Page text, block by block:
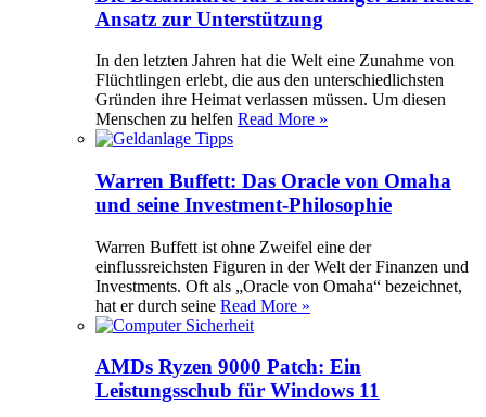
Ansatz zur Unterstützung
In den letzten Jahren hat die Welt eine Zunahme von
Flüchtlingen erlebt, die aus den unterschiedlichsten
Gründen ihre Heimat verlassen müssen. Um diesen
Menschen zu helfen Read More »
Warren Buffett: Das Oracle von Omaha
und seine Investment-Philosophie
Warren Buffett ist ohne Zweifel eine der
einflussreichsten Figuren in der Welt der Finanzen und
Investments. Oft als „Oracle von Omaha“ bezeichnet,
hat er durch seine Read More »
AMDs Ryzen 9000 Patch: Ein
Leistungsschub für Windows 11